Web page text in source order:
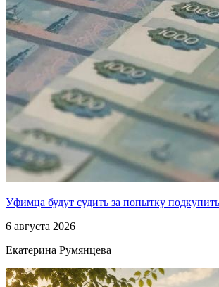
Уфимца будут судить за попытку
6 августа 2026
Екатерина Румянцева